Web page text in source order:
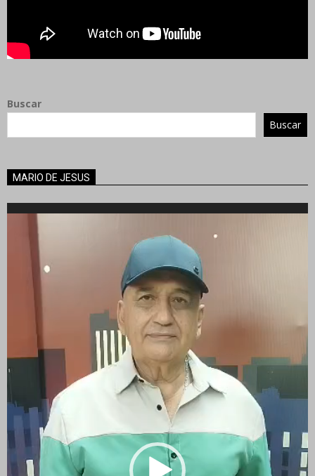
Buscar
Buscar
MARIO DE JESUS
Reproductor